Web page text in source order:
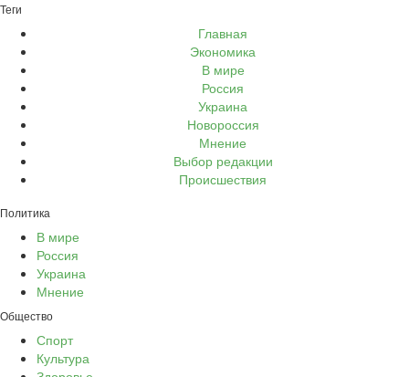
Теги
Главная
Экономика
В мире
Россия
Украина
Новороссия
Мнение
Выбор редакции
Происшествия
Политика
В мире
Россия
Украина
Мнение
Общество
Спорт
Культура